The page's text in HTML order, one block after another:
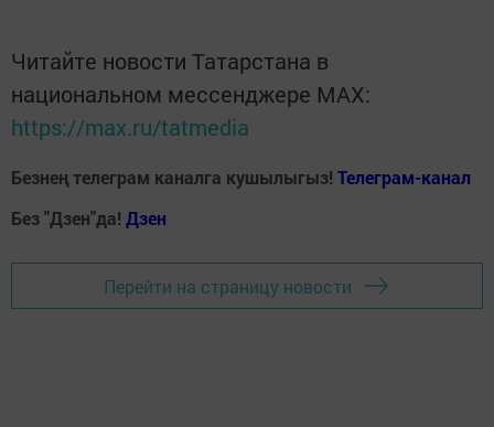
Читайте новости Татарстана в
национальном мессенджере MАХ:
https://max.ru/tatmedia
Безнең телеграм каналга кушылыгыз! Телеграм-канал
Без "Дзен"да! Дзен
Перейти на страницу новости